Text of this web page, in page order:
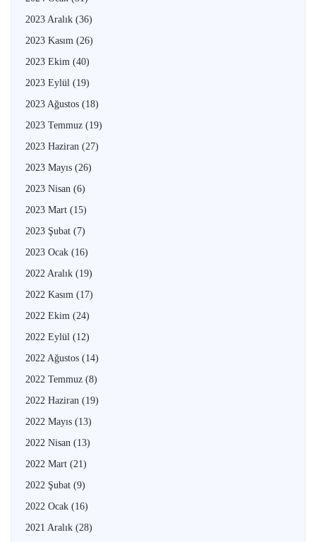
2023 Aralık (36)
2023 Kasım (26)
2023 Ekim (40)
2023 Eylül (19)
2023 Ağustos (18)
2023 Temmuz (19)
2023 Haziran (27)
2023 Mayıs (26)
2023 Nisan (6)
2023 Mart (15)
2023 Şubat (7)
2023 Ocak (16)
2022 Aralık (19)
2022 Kasım (17)
2022 Ekim (24)
2022 Eylül (12)
2022 Ağustos (14)
2022 Temmuz (8)
2022 Haziran (19)
2022 Mayıs (13)
2022 Nisan (13)
2022 Mart (21)
2022 Şubat (9)
2022 Ocak (16)
2021 Aralık (28)